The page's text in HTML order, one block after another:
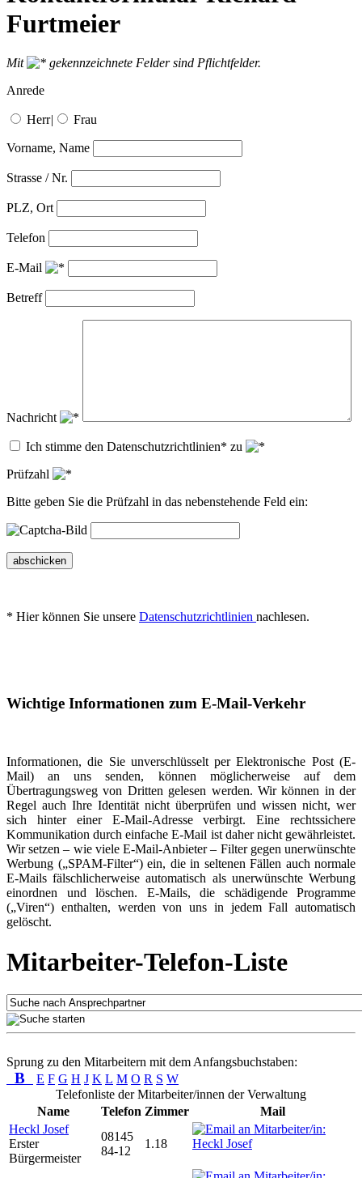
Furtmeier
Mit
gekennzeichnete Felder sind Pflichtfelder.
Anrede
Herr| Frau
Vorname, Name
Strasse / Nr.
PLZ, Ort
Telefon
E-Mail
Betreff
Nachricht
Ich stimme den Datenschutzrichtlinien* zu
Prüfzahl
Bitte geben Sie die Prüfzahl in das nebenstehende Feld ein:
abschicken
* Hier können Sie unsere Datenschutzrichtlinien nachlesen.
Wichtige Informationen zum E-Mail-Verkehr
Informationen, die Sie unverschlüsselt per Elektronische Post (E-
Mail) an uns senden, können möglicherweise auf dem
Übertragungsweg von Dritten gelesen werden. Wir können in der
Regel auch Ihre Identität nicht überprüfen und wissen nicht, wer
sich hinter einer E-Mail-Adresse verbirgt. Eine rechtssichere
Kommunikation durch einfache E-Mail ist daher nicht gewährleistet.
Wir setzen – wie viele E-Mail-Anbieter – Filter gegen unerwünschte
Werbung („SPAM-Filter“) ein, die in seltenen Fällen auch normale
E-Mails fälschlicherweise automatisch als unerwünschte Werbung
einordnen und löschen. E-Mails, die schädigende Programme
(„Viren“) enthalten, werden von uns in jedem Fall automatisch
gelöscht.
Mitarbeiter-Telefon-Liste
Sprung zu den Mitarbeitern mit dem Anfangsbuchstaben:
B E F G H J K L M O R S W
Telefonliste der Mitarbeiter/innen der Verwaltung
Name
Telefon Zimmer
Mail
Heckl Josef
Erster
Bürgermeister
08145
84-12
1.18